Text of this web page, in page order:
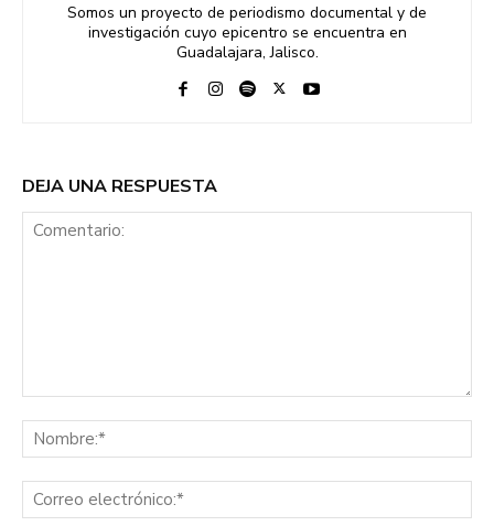
Somos un proyecto de periodismo documental y de
investigación cuyo epicentro se encuentra en
Guadalajara, Jalisco.
DEJA UNA RESPUESTA